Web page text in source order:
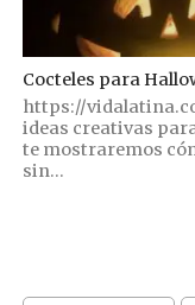
Cocteles para
https://
ideas creativas
te mostraremos
sin...